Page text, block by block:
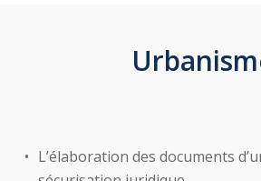
L’élaboration des documents